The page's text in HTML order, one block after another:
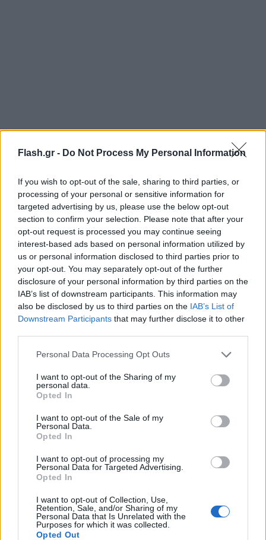
Flash.gr - Do Not Process My Personal Information
If you wish to opt-out of the sale, sharing to third parties, or
processing of your personal or sensitive information for
targeted advertising by us, please use the below opt-out
section to confirm your selection. Please note that after your
opt-out request is processed you may continue seeing
interest-based ads based on personal information utilized by
us or personal information disclosed to third parties prior to
your opt-out. You may separately opt-out of the further
disclosure of your personal information by third parties on the
IAB’s list of downstream participants. This information may
also be disclosed by us to third parties on the IAB’s List of
Downstream Participants that may further disclose it to other
Please note that this website/app uses one or more Google
not limited to your visit or usage behaviour. You may click to
grant or deny consent to Google and its third-party tags to
use your data for below specified purposes in below Google
consent section.
Personal Data Processing Opt Outs
I want to opt-out of the Sharing of my
personal data.
Opted In
I want to opt-out of the Sale of my
Personal Data.
Opted In
I want to opt-out of processing my
Personal Data for Targeted Advertising.
Opted In
I want to opt-out of Collection, Use,
Retention, Sale, and/or Sharing of my
Personal Data that Is Unrelated with the
Purposes for which it was collected.
Opted Out
ξεπερνούν τα όρια που προβλέπονται, η
ενημερότητα χορηγείται, εάν ο φορολογούμενος
καταβάλει ετησίως μέχρι 120% των μη
υπάρχει η βεβαιότητα ότι πρόκειται για συνεπή
φορολογούμενο.
Επιπλέον, για την ασφάλεια, την εγκυρότητα και
την ταυτοποίηση των συναλλαγών, αλλάζει το
περιεχόμενο της αίτησης στην ψηφιακή εφαρμογή
και ο τύπος του Αποδεικτικού Ενημερότητας, με